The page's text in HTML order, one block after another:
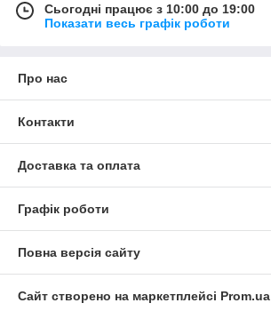
Сьогодні працює з 10:00 до 19:00
Показати весь графік роботи
Про нас
Контакти
Доставка та оплата
Графік роботи
Повна версія сайту
Сайт створено на маркетплейсі Prom.ua